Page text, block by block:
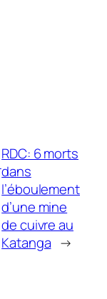
RDC: 6 morts
dans
l’éboulement
d’une mine
de cuivre au
Katanga →